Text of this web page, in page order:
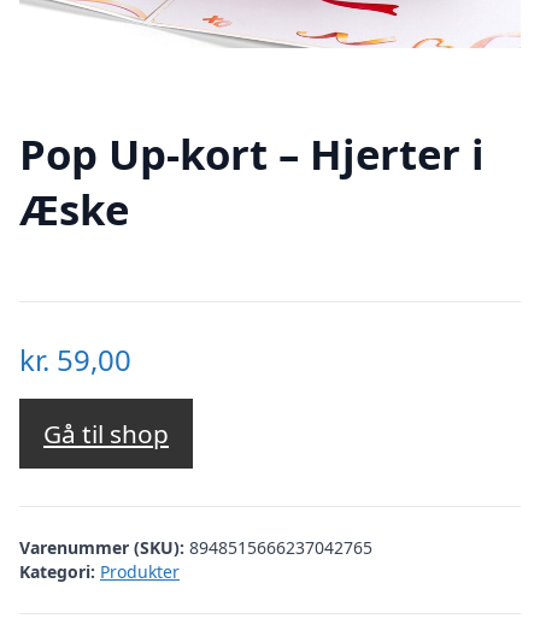
Pop Up-kort – Hjerter i
Æske
kr. 59,00
Gå til shop
Varenummer (SKU): 8948515666237042765
Kategori: Produkter